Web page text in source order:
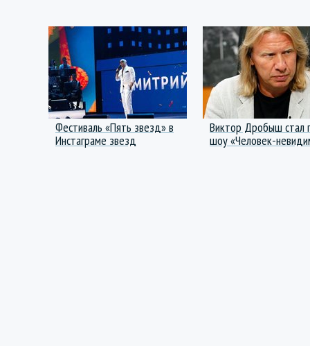
Фестиваль «Пять звезд» в
Инстаграме звезд
Виктор Дробыш стал
шоу «Человек-